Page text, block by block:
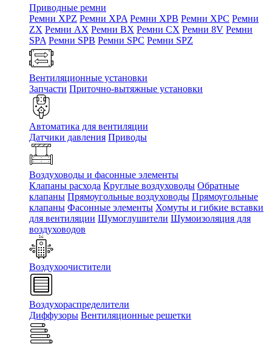
Приводные ремни
Ремни XPZ Ремни XPA Ремни XPB Ремни XPC Ремни
ZX Ремни AX Ремни BX Ремни CX Ремни 8V Ремни
SPA Ремни SPB Ремни SPC Ремни SPZ
Вентиляционные установки
Запчасти Приточно-вытяжные установки
Автоматика для вентиляции
Датчики давления Приводы
Воздуховоды и фасонные элементы
Клапаны расхода Круглые воздуховоды Обратные
клапаны Прямоугольные воздуховоды Прямоугольные
клапаны Фасонные элементы Хомуты и гибкие вставки
для вентиляции Шумоглушители Шумоизоляция для
воздуховодов
Воздухоочистители
Воздухораспределители
Диффузоры Вентиляционные решетки